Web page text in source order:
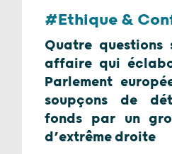
#Ethique &
Quatre questions
affaire qui
Parlement
soupçons de
fonds par un
d’extrême droite